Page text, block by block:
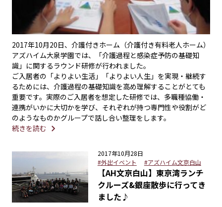
2017年10月20日、介護付きホーム（介護付き有料老人ホーム）
アズハイム大泉学園では、「介護過程と感染症予防の基礎知
識」に関するラウンド研修が行われました。
ご入居者の「よりよい生活」「よりよい人生」を実現・継続す
るためには、介護過程の基礎知識を高め理解することがとても
重要です。実際のご入居者を想定した研修では、多職種協働・
連携がいかに大切かを学び、それぞれが持つ専門性や役割がど
のようなものかグループで話し合い整理をします。
続きを読む
2017年10月28日
#外出イベント
#アズハイム文京白山
【AH文京白山】東京湾ランチ
クルーズ&銀座散歩に行ってき
ました♪